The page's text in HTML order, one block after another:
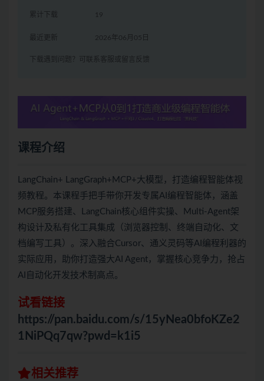
累计下载 19
最近更新 2026年06月05日
下载遇到问题？可联系客服或留言反馈
课程介绍
LangChain+ LangGraph+MCP+大模型，打造编程智能体视
频教程。本课程手把手带你开发专属AI编程智能体，涵盖
MCP服务搭建、LangChain核心组件实操、Multi-Agent架
构设计及私有化工具集成（浏览器控制、终端自动化、文
档编写工具）。深入融合Cursor、通义灵码等AI编程利器的
实际应用，助你打造强大AI Agent，掌握核心竞争力，抢占
AI自动化开发技术制高点。
试看链接
https://pan.baidu.com/s/15yNea0bfoKZe2
1NiPQq7qw?pwd=k1i5
相关推荐